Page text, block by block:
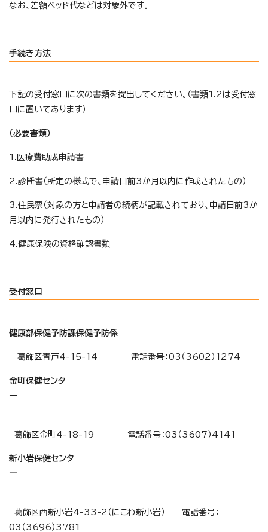
なお、差額ベッド代などは対象外です。
手続き方法
下記の受付窓口に次の書類を提出してください。（書類1.2は受付窓
口に置いてあります）
（必要書類）
1.医療費助成申請書
2.診断書（所定の様式で、申請日前3か月以内に作成されたもの）
3.住民票（対象の方と申請者の続柄が記載されており、申請日前3か
月以内に発行されたもの）
4.健康保険の資格確認書類
受付窓口
健康部保健予防課保健予防係
葛飾区青戸4-15-14 電話番号：03（3602）1274
金町保健センタ
ー
葛飾区金町4-18-19 電話番号：03（3607）4141
新小岩保健センタ
ー
葛飾区西新小岩4-33-2（にこわ新小岩） 電話番号：
03（3696）3781